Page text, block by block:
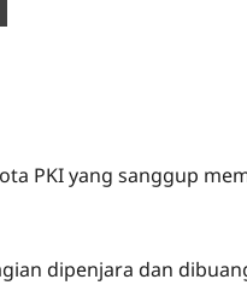
PKI yang sanggup
dipenjara dan